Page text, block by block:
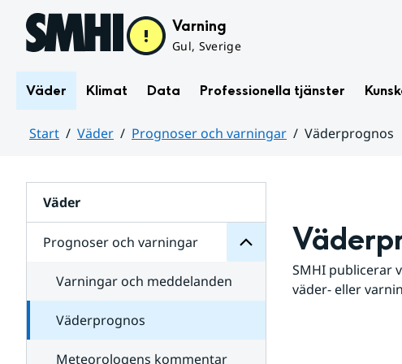
Hoppa till sidans innehåll Varning
Gul, Sverige
Väder Klimat Data Professionella tjänster
Start Väder Prognoser och varningar
Väderprognos
Väder
Prognoser och varningar
för
varningar
Varningar och meddelanden
Väderprognos
Meteorologens kommentar
SMHI publicerar
väder- eller